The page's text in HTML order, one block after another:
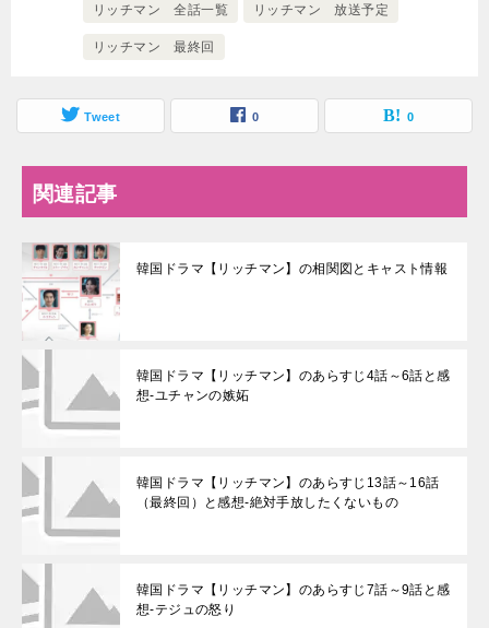
リッチマン 全話一覧 リッチマン 放送予定
リッチマン 最終回
Tweet 0 0
関連記事
韓国ドラマ【リッチマン】の相関図とキャスト情報
韓国ドラマ【リッチマン】のあらすじ4話～6話と感
想-ユチャンの嫉妬
韓国ドラマ【リッチマン】のあらすじ13話～16話
（最終回）と感想-絶対手放したくないもの
韓国ドラマ【リッチマン】のあらすじ7話～9話と感
想-テジュの怒り